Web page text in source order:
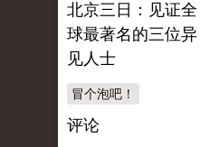
北京三日：见证全
球最著名的三位异
见人士
冒个泡吧！
评论